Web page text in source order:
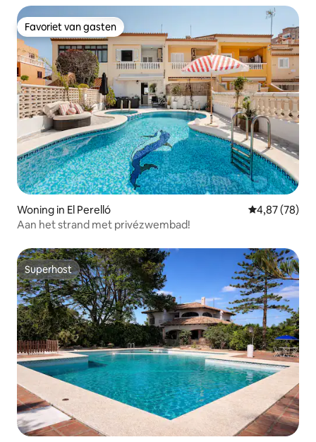
Favoriet van gasten
Favoriet van gasten
Woning in El Perelló Gemiddelde
4,87 (78)
Aan het strand met privézwembad!
Superhost
Superhost